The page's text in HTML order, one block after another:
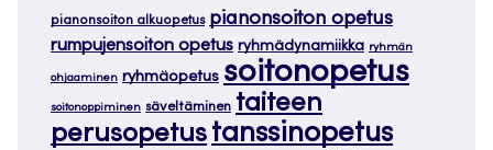
pianonsoiton alkuopetus pianonsoiton opetus
rumpujensoiton opetus ryhmädynamiikka ryhmän
ohjaaminen ryhmäopetus soitonopetus
soitonoppiminen säveltäminen taiteen
perusopetus tanssinopetus